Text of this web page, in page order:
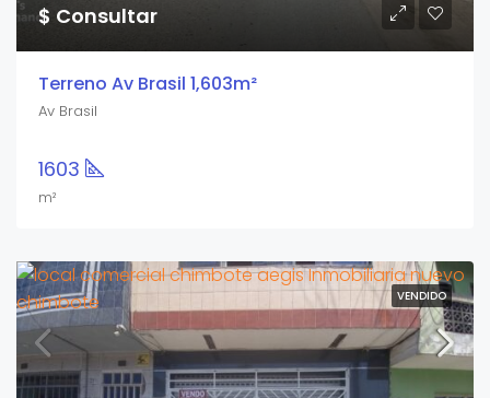
$ Consultar
Terreno Av Brasil 1,603m²
Av Brasil
1603
m²
VENDIDO